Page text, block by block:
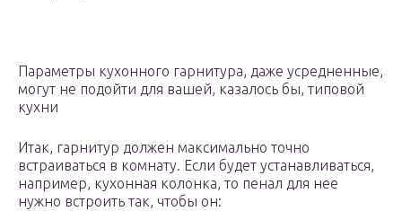
Параметры кухонного гарнитура, даже усредненные,
могут не подойти для вашей, казалось бы, типовой
кухни
Итак, гарнитур должен максимально точно
встраиваться в комнату. Если будет устанавливаться,
например, кухонная колонка, то пенал для нее
нужно встроить так, чтобы он: